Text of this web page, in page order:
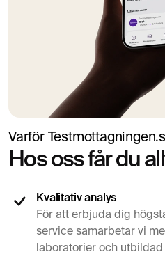
Varför
Hos oss får du
Kvalitativ analys
För att erbjuda dig
service samarbetar vi
laboratorier och